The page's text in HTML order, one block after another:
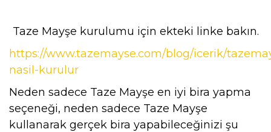
Taze Mayşe kurulumu için ekteki linke bakın.
https://www.tazemayse.com/blog/icerik/
nasil-kurulur
Neden sadece Taze Mayşe en iyi bira yapma
seçeneği, neden sadece Taze Mayşe
kullanarak gerçek bira yapabileceğinizi şu